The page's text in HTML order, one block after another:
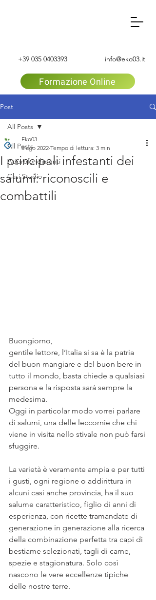
+39 035 0403393 info@eko03.it
Formazione Online
Post
All Posts
Approfondimenti
Casi Studio
All Posts
I principali infestanti dei
salumi: riconoscili e
combattili
Eko03
8 ago 2022 Tempo di lettura: 3 min
Buongiorno,
gentile lettore, l’Italia si sa è la patria
del buon mangiare e del buon bere in
tutto il mondo, basta chiede a qualsiasi
persona e la risposta sarà sempre la
medesima.
Oggi in particolar modo vorrei parlare
di salumi, una delle leccornie che chi
viene in visita nello stivale non può farsi
sfuggire.
La varietà è veramente ampia e per tutti
i gusti, ogni regione o addirittura in
alcuni casi anche provincia, ha il suo
salume caratteristico, figlio di anni di
esperienza, con ricette tramandate di
generazione in generazione alla ricerca
della combinazione perfetta tra capi di
bestiame selezionati, tagli di carne,
spezie e stagionatura. Solo così
nascono le vere eccellenze tipiche
delle nostre terre.